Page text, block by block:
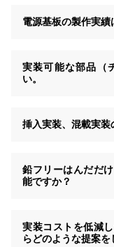
電源基板の製作実績
実装可能な部品（
い。
挿入実装、混載実装
鉛フリーはんだだ
能ですか？
実装コストを低減
らどのような提案を